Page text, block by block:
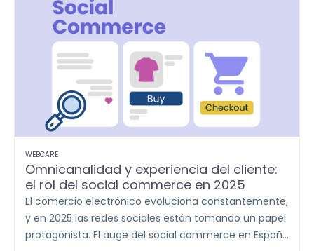
WEBCARE
Omnicanalidad y experiencia del cliente:
el rol del social commerce en 2025
El comercio electrónico evoluciona constantemente,
y en 2025 las redes sociales están tomando un papel
protagonista. El auge del social commerce en España